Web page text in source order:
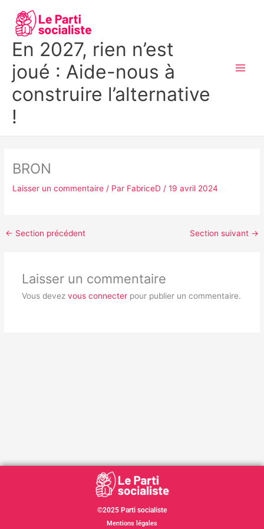
contenu
En 2027, rien n’est
joué : Aide-nous à
construire l’alternative
!
BRON
Laisser un commentaire / Par FabriceD/19 avril 2024
← Section précédent Section suivant →
Laisser un commentaire
Vous devez vous connecterpour publier un commentaire.
©2025 Parti socialiste
Mentions légales